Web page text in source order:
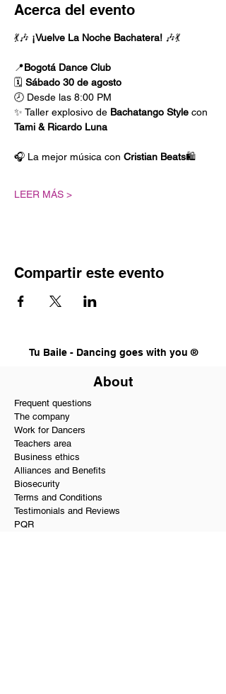
Acerca del evento
💃🎶 ¡Vuelve La Noche Bachatera! 🎶💃
📍Bogotá Dance Club
🗓️ Sábado 30 de agosto
🕗 Desde las 8:00 PM
✨ Taller explosivo de Bachatango Style con
Tami & Ricardo Luna
🎧 La mejor música con Cristian Beats🛍️
LEER MÁS >
Compartir este evento
Tu Baile - Dancing goes with you ®
About
Frequent questions
The company
Work for Dancers
Teachers area
Business ethics
Alliances and Benefits
Biosecurity
Terms and Conditions
Testimonials and Reviews
PQR